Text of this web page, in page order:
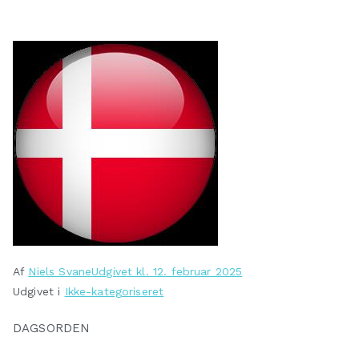
Af Niels SvaneUdgivet kl. 12. februar 2025
Udgivet i Ikke-kategoriseret
DAGSORDEN